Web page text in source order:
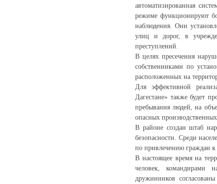
автоматизированная
режиме функционируют
наблюдения. Они
улиц и дорог, в
преступлений.
В целях пресечения
собственниками по
расположенных на
Для эффективной
Дагестане» также будет
пребывания людей, на
опасных
В районе создан штаб
безопасности. Среди
по привлечению граждан к
В настоящее время на
человек, командирами
дружинников